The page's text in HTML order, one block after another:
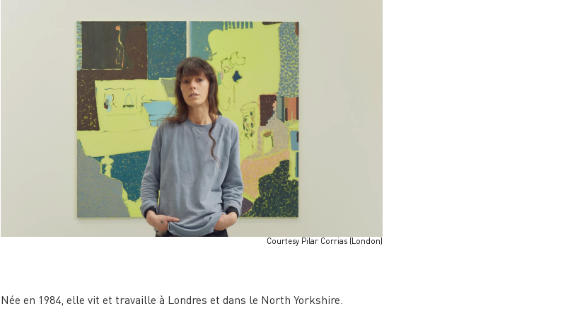
Courtesy Pilar Corrias (London)
Née en 1984, elle vit et travaille à Londres et dans le North Yorkshire.